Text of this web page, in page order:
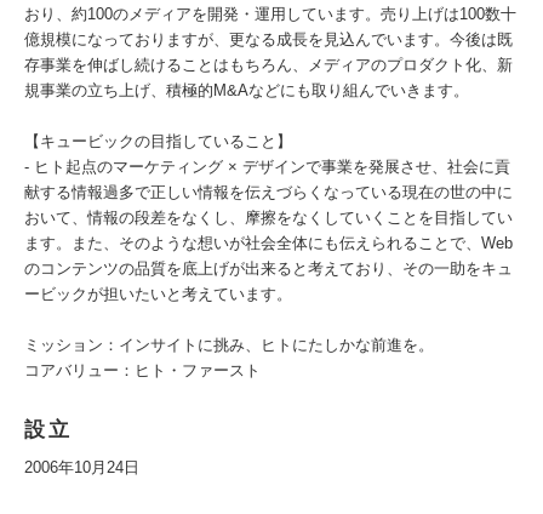
おり、約100のメディアを開発・運用しています。売り上げは100数十
億規模になっておりますが、更なる成長を見込んでいます。今後は既
存事業を伸ばし続けることはもちろん、メディアのプロダクト化、新
規事業の立ち上げ、積極的M&Aなどにも取り組んでいきます。
【キュービックの目指していること】
- ヒト起点のマーケティング × デザインで事業を発展させ、社会に貢
献する情報過多で正しい情報を伝えづらくなっている現在の世の中に
おいて、情報の段差をなくし、摩擦をなくしていくことを目指してい
ます。また、そのような想いが社会全体にも伝えられることで、Web
のコンテンツの品質を底上げが出来ると考えており、その一助をキュ
ービックが担いたいと考えています。
ミッション：インサイトに挑み、ヒトにたしかな前進を。
コアバリュー：ヒト・ファースト
設立
2006年10月24日